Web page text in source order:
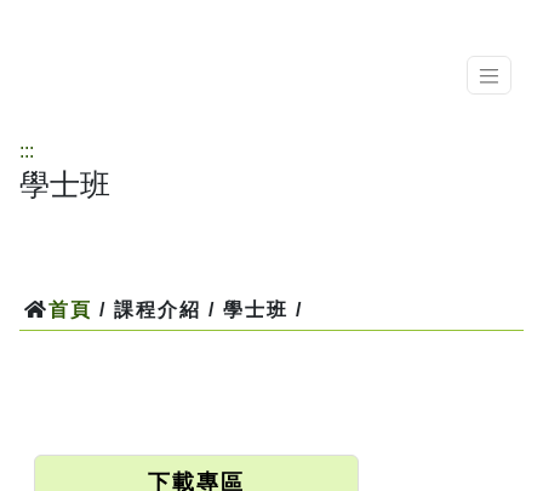
:::
學士班
首頁 / 課程介紹 / 學士班 /
下載專區